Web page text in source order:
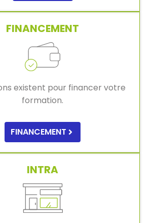
FINANCEMENT
existent pour financer votre
formation.
FINANCEMENT
INTRA